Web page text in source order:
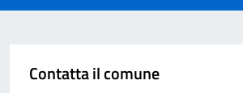
Contatta il comune